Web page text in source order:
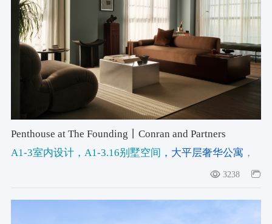
Penthouse at The Founding丨Conran and Partners
A1-3室内设计，A1-3.16别墅空间 ，大平层奢华公寓 ，
3238